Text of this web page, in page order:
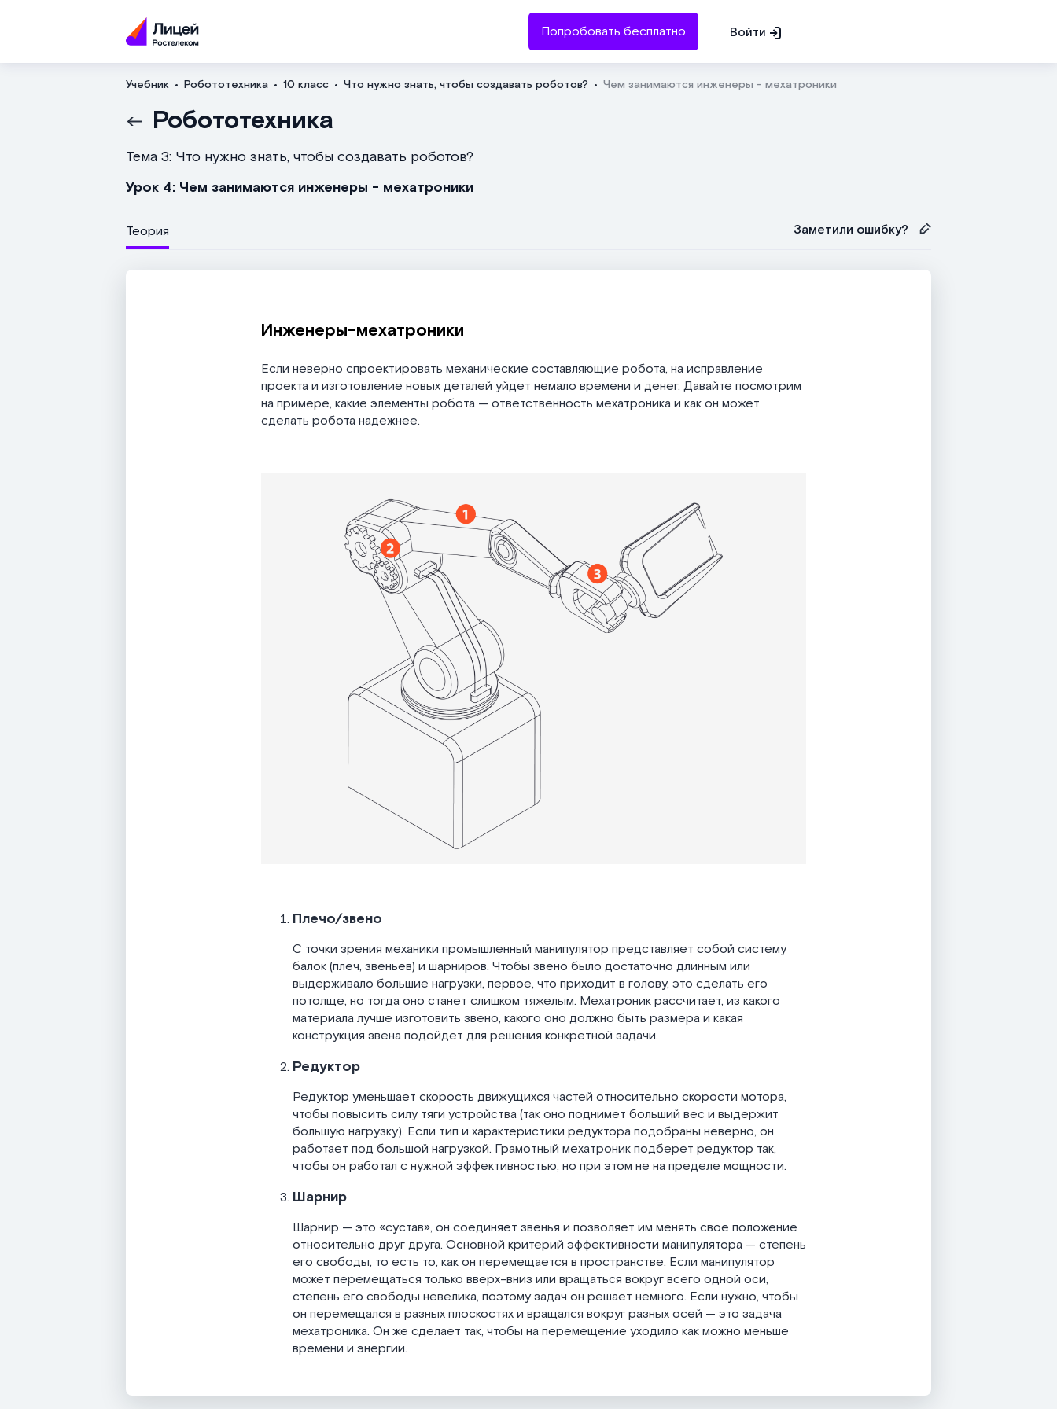
Попробовать бесплатно Войти
Учебник Робототехника 10 класс Что нужно знать, чтобы создавать роботов? Чем занимаются инженеры - мехатроники
Робототехника
Тема 3: Что нужно знать, чтобы создавать роботов?
Урок 4: Чем занимаются инженеры - мехатроники
Теория Заметили ошибку?
Инженеры-мехатроники
Если неверно спроектировать механические составляющие робота, на исправление
проекта и изготовление новых деталей уйдет немало времени и денег. Давайте посмотрим
на примере, какие элементы робота — ответственность мехатроника и как он может
сделать робота надежнее.
Плечо/звено
С точки зрения механики промышленный манипулятор представляет собой систему
балок (плеч, звеньев) и шарниров. Чтобы звено было достаточно длинным или
выдерживало большие нагрузки, первое, что приходит в голову, это сделать его
потолще, но тогда оно станет слишком тяжелым. Мехатроник рассчитает, из какого
материала лучше изготовить звено, какого оно должно быть размера и какая
конструкция звена подойдет для решения конкретной задачи.
Редуктор
Редуктор уменьшает скорость движущихся частей относительно скорости мотора,
чтобы повысить силу тяги устройства (так оно поднимет больший вес и выдержит
большую нагрузку). Если тип и характеристики редуктора подобраны неверно, он
работает под большой нагрузкой. Грамотный мехатроник подберет редуктор так,
чтобы он работал с нужной эффективностью, но при этом не на пределе мощности.
Шарнир
Шарнир — это «сустав», он соединяет звенья и позволяет им менять свое положение
относительно друг друга. Основной критерий эффективности манипулятора — степень
его свободы, то есть то, как он перемещается в пространстве. Если манипулятор
может перемещаться только вверх-вниз или вращаться вокруг всего одной оси,
степень его свободы невелика, поэтому задач он решает немного. Если нужно, чтобы
он перемещался в разных плоскостях и вращался вокруг разных осей — это задача
мехатроника. Он же сделает так, чтобы на перемещение уходило как можно меньше
времени и энергии.